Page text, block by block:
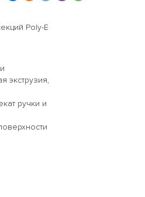
Poly-E
экструзия,
ручки и